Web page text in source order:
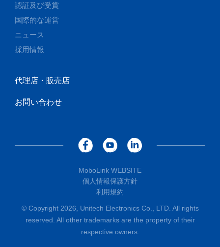
認証及び受賞
国際的な運営
ニュース
採用情報
代理店・販売店
お問い合わせ
MoboLink WEBSITE
個人情報保護方針
利用規約
© Copyright 2026, Unitech Electronics Co., LTD. All rights
reserved. All other trademarks are the property of their
respective owners.